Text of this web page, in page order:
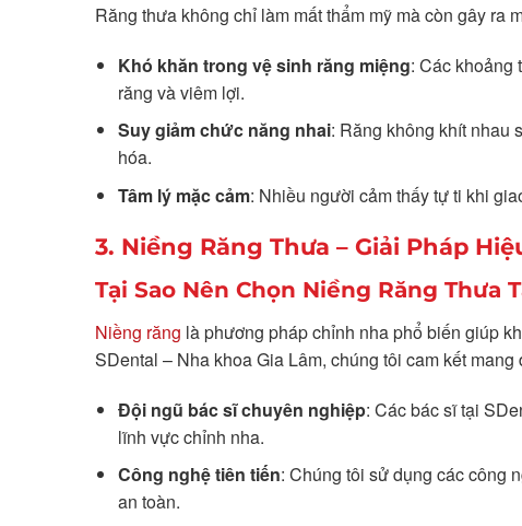
Răng thưa không chỉ làm mất thẩm mỹ mà còn gây ra
Khó khăn trong vệ sinh răng miệng: Các khoảng
răng và viêm lợi.
Suy giảm chức năng nhai: Răng không khít nhau
hóa.
Tâm lý mặc cảm: Nhiều người cảm thấy tự ti khi
3. Niềng Răng Thưa – Giải Pháp
Tại Sao Nên Chọn Niềng Răng Thưa
Niềng răng là phương pháp chỉnh nha phổ biến giúp
SDental – Nha khoa Gia Lâm, chúng tôi cam kết
Đội ngũ bác sĩ chuyên nghiệp: Các bác sĩ tại
lĩnh vực chỉnh nha.
Công nghệ tiên tiến: Chúng tôi sử dụng các công
an toàn.